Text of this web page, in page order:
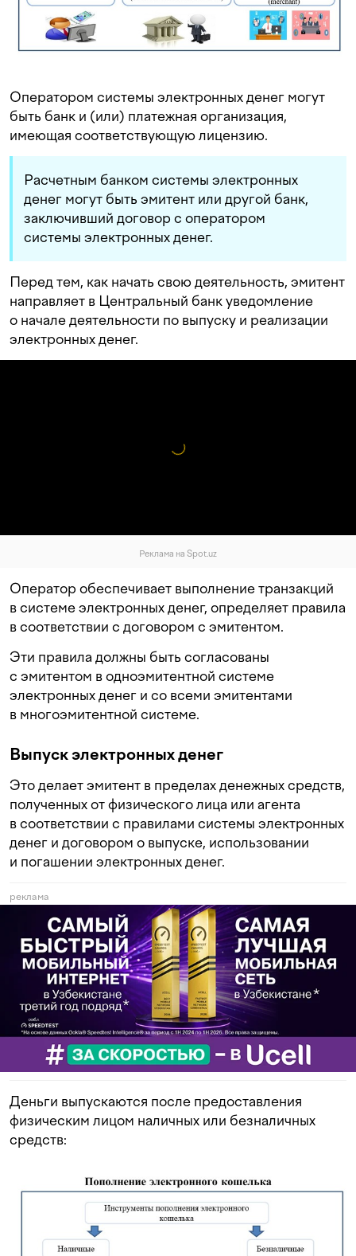
Оператором системы электронных денег могут
быть банк и (или) платежная организация,
имеющая соответствующую лицензию.
Расчетным банком системы электронных
денег могут быть эмитент или другой банк,
заключивший договор с оператором
системы электронных денег.
Перед тем, как начать свою деятельность, эмитент
направляет в Центральный банк уведомление
о начале деятельности по выпуску и реализации
электронных денег.
Реклама на Spot.uz
Оператор обеспечивает выполнение транзакций
в системе электронных денег, определяет правила
в соответствии с договором с эмитентом.
Эти правила должны быть согласованы
с эмитентом в одноэмитентной системе
электронных денег и со всеми эмитентами
в многоэмитентной системе.
Выпуск электронных денег
Это делает эмитент в пределах денежных средств,
полученных от физического лица или агента
в соответствии с правилами системы электронных
денег и договором о выпуске, использовании
и погашении электронных денег.
реклама
Деньги выпускаются после предоставления
физическим лицом наличных или безналичных
средств: